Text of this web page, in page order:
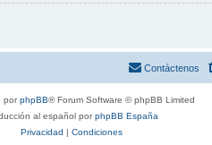
Contáctenos
porphpBB® Forum Software © phpBB Limited
al español porphpBB España
Privacidad | Condiciones